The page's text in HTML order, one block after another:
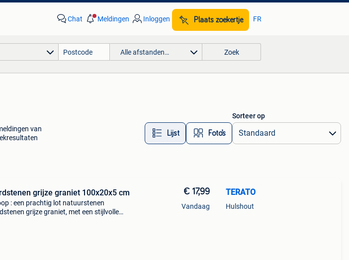
Chat Meldingen Inloggen Plaats zoekertje FR
Alle afstanden… Zoek
van
Lijst Foto’s
Sorteer op
grijze graniet 100x20x5 cm
: een prachtig lot natuurstenen
grijze graniet, met een stijlvolle
€ 17,99
Vandaag
TERATO
Hulshout